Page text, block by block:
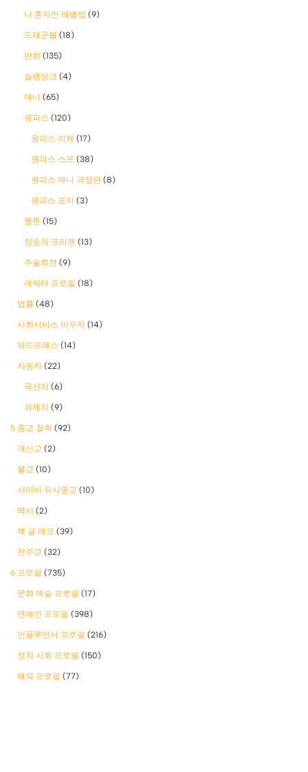
나 혼자만 레벨업 (9)
드래곤볼 (18)
만화 (135)
슬램덩크 (4)
애니 (65)
원피스 (120)
원피스 리뷰 (17)
원피스 스포 (38)
원피스 애니 극장판 (8)
원피스 표지 (3)
웹툰 (15)
장송의 프리렌 (13)
주술회전 (9)
캐릭터 프로필 (18)
법률 (48)
사회서비스 바우처 (14)
워드프레스 (14)
자동차 (22)
국산차 (6)
외제차 (9)
5 종교 철학 (92)
개신교 (2)
불교 (10)
사이비 유사종교 (10)
역사 (2)
책 글 메모 (39)
천주교 (32)
6 프로필 (735)
문화 예술 프로필 (17)
연예인 프로필 (398)
인플루언서 프로필 (216)
정치 사회 프로필 (150)
해외 프로필 (77)